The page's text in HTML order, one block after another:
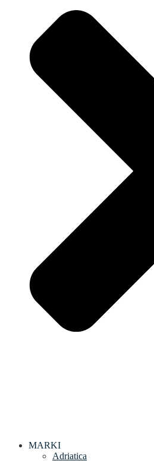
MARKI
Adriatica